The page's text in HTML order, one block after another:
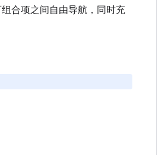
合项之间自由导航，同时充